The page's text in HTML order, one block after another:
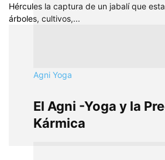
Agni Yoga
El Agni -Yoga y la
Kármica
Hércules la captura de un jabalí que
árboles, cultivos,...